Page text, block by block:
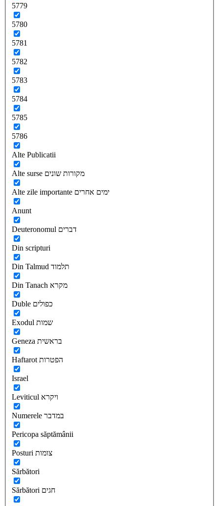
5779
5780
5781
5782
5783
5784
5785
5786
Alte Publicatii
Alte surse מקורות שונים
Alte zile importante ימים אחרים
Anunt
Deuteronomul דברים
Din scripturi
Din Talmud תלמוד
Din Tanach מקרא
Duble כפולים
Exodul שמות
Geneza בראשית
Haftarot הפטרות
Israel
Leviticul ויקרא
Numerele במדבר
Pericopa săptămânii
Posturi צומות
Sărbători
Sărbători חגים